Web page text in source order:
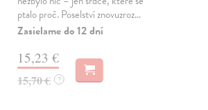
ptalo proč. Poselství znovuzroz...
Zasielame do 12 dní
15,23 €
15,70 € ?